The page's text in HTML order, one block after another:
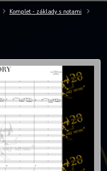
Komplet - základy s notami